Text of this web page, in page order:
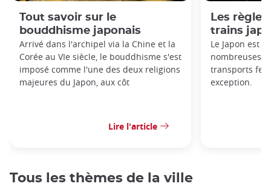
Tout savoir sur le
bouddhisme japonais
Arrivé dans l'archipel via la Chine et la
Corée au VIe siècle, le bouddhisme s'est
imposé comme l'une des deux religions
majeures du Japon, aux côt
Lire l'article
Les
trains
Le Japon est
nombreuses
transports
exception.
Tous les thèmes de la ville